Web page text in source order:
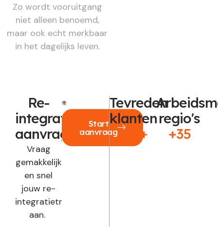
Zo wordt vooruitgang
niet alleen benoemd,
maar ook echt merkbaar
in het dagelijks leven.
Re-
integratie
aanvragen?
Vraag
gemakkelijk
en snel
jouw re-
integratietraject
aan.
Start
aanvraag
Tevreden
klanten
250+
regio's
+35